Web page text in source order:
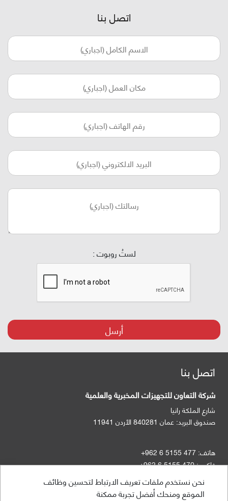
اتصل بنا
لستُ روبوت :
أرسل
اتصل بنا
شركة التعاون للتجهيزات المخبرية والعلمية
شارع الملكة رانيا
صندوق البريد: عمان 840281 الأردن 11941
هاتف: +962 6 5155 477
فاكس:+962 6 5155 470
info@taawon.com
نحن نستخدم ملفات تعريف الارتباط لتحسين وظائف
الموقع ومنحك أفضل تجربة ممكنة